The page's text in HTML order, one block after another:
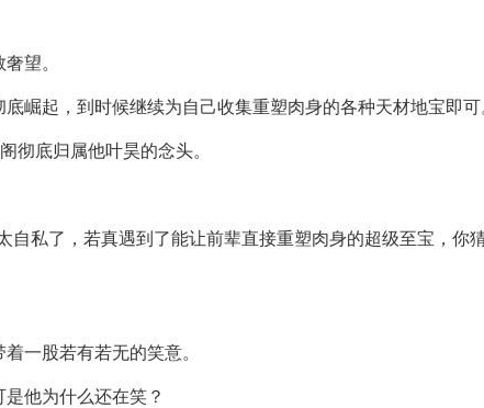
望。
崛起，到时候继续为自己收集重塑肉身的各种天材地宝即可
底归属他叶昊的念头。
私了，若真遇到了能让前辈直接重塑肉身的超级至宝，你
一股若有若无的笑意。
他为什么还在笑？